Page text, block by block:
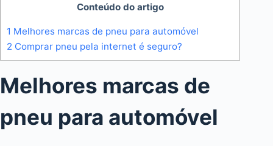
Conteúdo do artigo
1 Melhores marcas de pneu para automóvel
2 Comprar pneu pela internet é seguro?
Melhores marcas de
pneu para automóvel